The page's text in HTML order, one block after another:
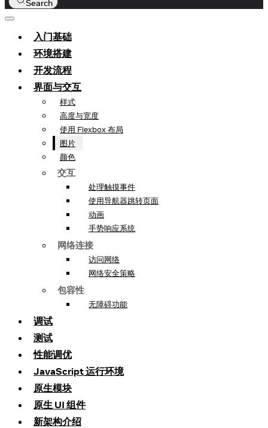
Search
入门基础
环境搭建
开发流程
界面与交互
样式
高度与宽度
使用 Flexbox 布局
图片
颜色
交互
处理触摸事件
使用导航器跳转页面
动画
手势响应系统
网络连接
访问网络
网络安全策略
包容性
无障碍功能
调试
测试
性能调优
JavaScript 运行环境
原生模块
原生 UI 组件
新架构介绍